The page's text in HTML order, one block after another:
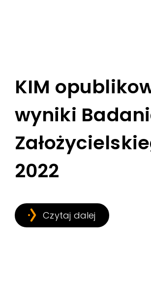
KIM
wyniki
2022
Czytaj dalej